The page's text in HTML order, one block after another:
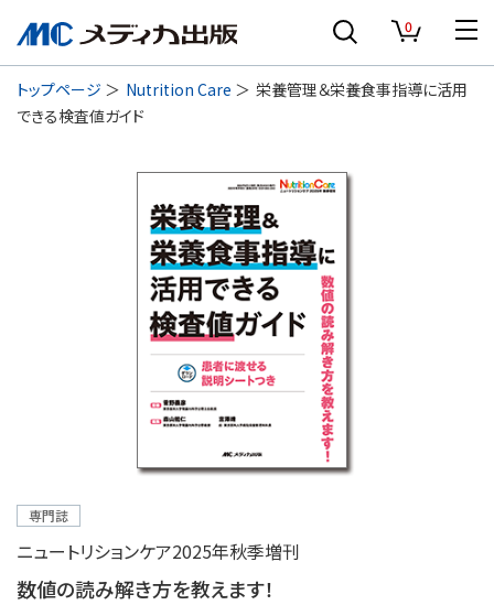
0
トップページ Nutrition Care
栄養管理＆栄養食事指導に活用
できる検査値ガイド
専門誌
ニュートリションケア2025年秋季増刊
数値の読み解き方を教えます！